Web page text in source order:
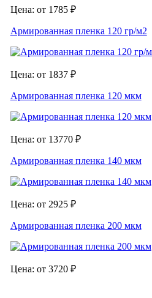
Цена: от 1785 ₽
Армированная пленка 120 гр/м2
Цена: от 1837 ₽
Армированная пленка 120 мкм
Цена: от 13770 ₽
Армированная пленка 140 мкм
Цена: от 2925 ₽
Армированная пленка 200 мкм
Цена: от 3720 ₽